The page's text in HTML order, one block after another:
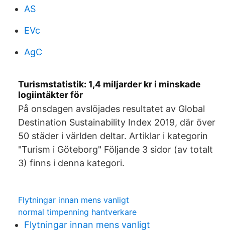
AS
EVc
AgC
Turismstatistik: 1,4 miljarder kr i minskade
logiintäkter för
På onsdagen avslöjades resultatet av Global
Destination Sustainability Index 2019, där över
50 städer i världen deltar. Artiklar i kategorin
"Turism i Göteborg" Följande 3 sidor (av totalt
3) finns i denna kategori.
Flytningar innan mens vanligt
normal timpenning hantverkare
Flytningar innan mens vanligt